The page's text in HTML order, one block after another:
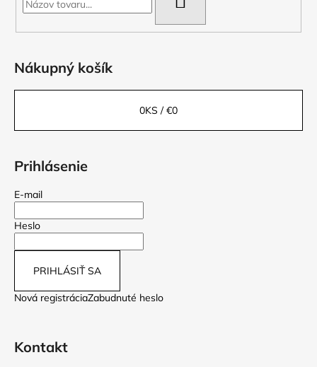
Nákupný košík
0KS /€0
Prihlásenie
E-mail
Heslo
PRIHLÁSIŤ SA
Nová registráciaZabudnuté heslo
Kontakt